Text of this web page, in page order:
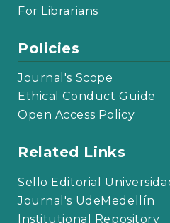
For Librarians
Policies
Journal's Scope
Ethical Conduct Guide
Open Access Policy
Related Links
Sello Editorial
Journal's UdeMedellín
Institutional Repository